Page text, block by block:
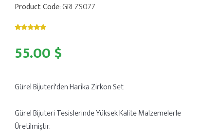
Product Code: GRLZS077
55.00 $
Gürel Bijuteri'den Harika Zirkon Set
Gürel Bijuteri Tesislerinde Yüksek Kalite Malzemelerle
Üretilmiştir.